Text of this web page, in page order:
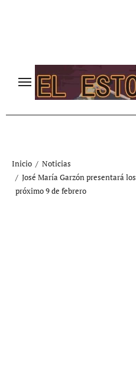
Inicio
Noticias
José María Garzón presentará
próximo 9 de febrero